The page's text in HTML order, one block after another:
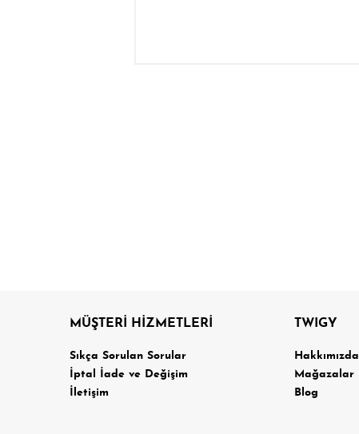
MÜŞTERİ HİZMETLERİ
Sıkça Sorulan Sorular
İptal İade ve Değişim
İletişim
TWIGY
Hakkımızda
Mağazalar
Blog